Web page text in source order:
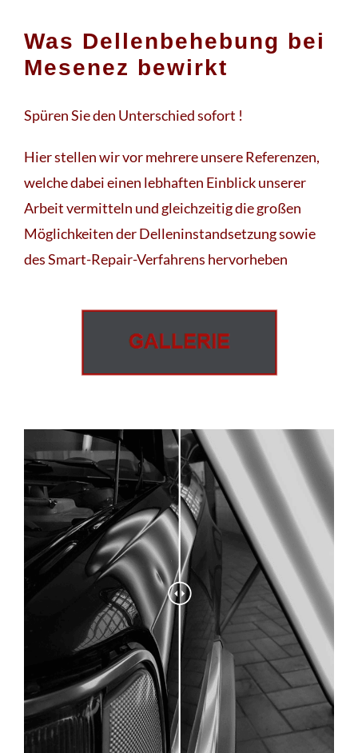
Was Dellenbehebung bei
Mesenez bewirkt
Spüren Sie den Unterschied sofort !
Hier stellen wir vor mehrere unsere Referenzen,
welche dabei einen lebhaften Einblick unserer
Arbeit vermitteln und gleichzeitig die großen
Möglichkeiten der Delleninstandsetzung sowie
des Smart-Repair-Verfahrens hervorheben